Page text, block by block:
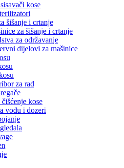
kose
šišanje i crtanje
za šišanje i crtanje
za održavanje
dijelovi za mašinice
za rad
kose
vodu i dozeri